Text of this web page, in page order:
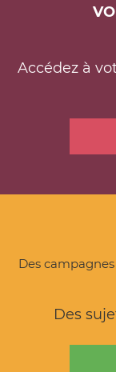
Accédez à
Des
Des